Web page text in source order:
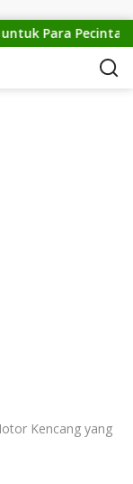
Para Pecinta Off-
Kencang yang